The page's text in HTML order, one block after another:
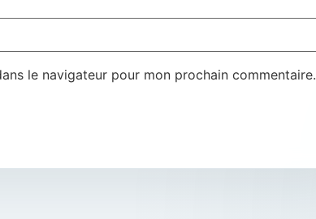
le navigateur pour mon prochain commentaire.